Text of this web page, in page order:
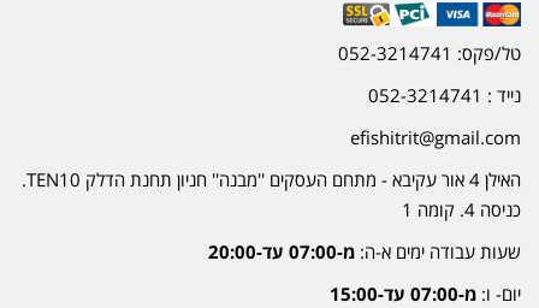
טל/פקס: 052-3214741
נייד : 052-3214741
efishitrit@gmail.com
האילן 4 אור עקיבא - מתחם העסקים ''מבנה'' חניון תחנת הדלק TEN10.
כניסה 4. קומה 1
שעות עבודה ימים א-ה: מ-07:00 עד-20:00
יום- ו: מ-07:00 עד-15:00